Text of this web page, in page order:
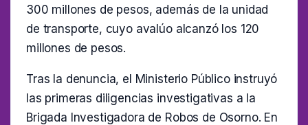
300 millones de pesos, además de la unidad
de transporte, cuyo avalúo alcanzó los 120
millones de pesos.
Tras la denuncia, el Ministerio Público instruyó
las primeras diligencias investigativas a la
Brigada Investigadora de Robos de Osorno. En